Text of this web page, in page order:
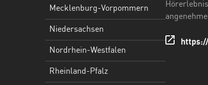
Sachsen-
Mecklenburg-Vorpommern
Niedersachsen
Nordrhein-Westfalen
Rheinland-Pfalz